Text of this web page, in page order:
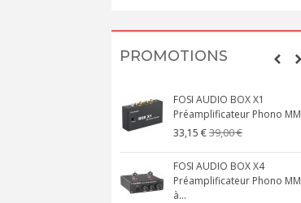
PROMOTIONS
FOSI AUDIO BOX X1
Préamplificateur Phono MM
33,15 €39,00 €
FOSI AUDIO BOX X4
Préamplificateur Phono MM
à...